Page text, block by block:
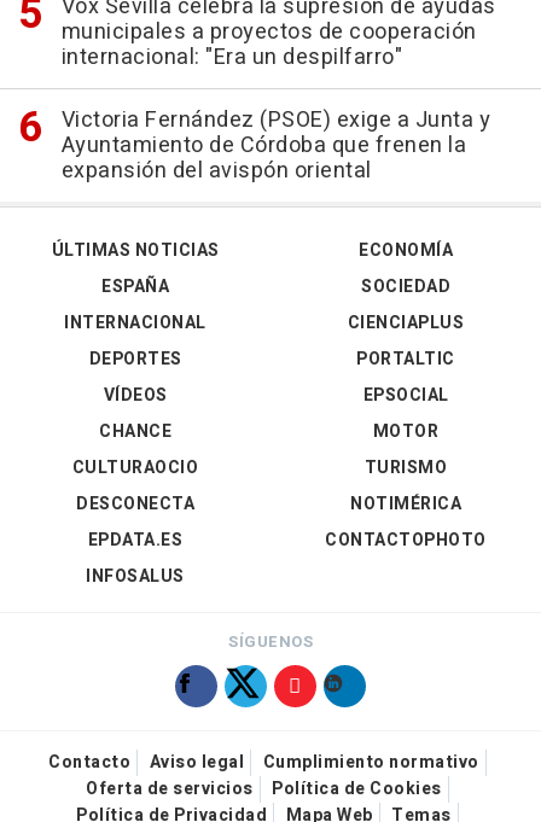
Vox Sevilla celebra la supresión de ayudas
municipales a proyectos de cooperación
internacional: "Era un despilfarro"
Victoria Fernández (PSOE) exige a Junta y
Ayuntamiento de Córdoba que frenen la
expansión del avispón oriental
ÚLTIMAS NOTICIAS
ESPAÑA
INTERNACIONAL
DEPORTES
VÍDEOS
ECONOMÍA
SOCIEDAD
CIENCIAPLUS
PORTALTIC
EPSOCIAL
CHANCE
CULTURAOCIO
DESCONECTA
EPDATA.ES
INFOSALUS
MOTOR
TURISMO
NOTIMÉRICA
CONTACTOPHOTO
SÍGUENOS
Contacto Aviso legal
Cumplimiento normativo
Oferta de servicios
Política de Cookies
Política de Privacidad
Mapa Web Temas